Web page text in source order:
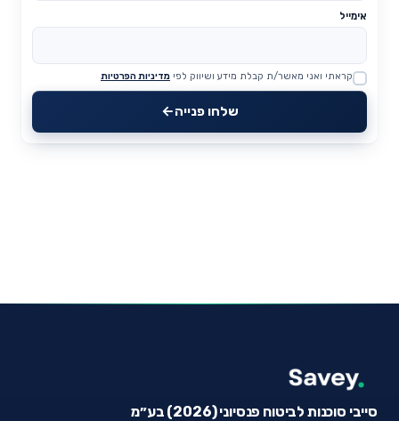
אימייל
Website
קראתי ואני מאשר/ת קבלת מידע ושיווק לפי מדיניות הפרטיות
שלחו פנייה
סייבי סוכנות לביטוח פנסיוני (2026) בע״מ